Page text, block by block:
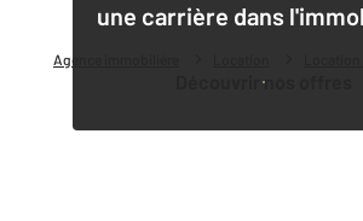
Agence immobilière
une carrière dans
Découvrir nos offres